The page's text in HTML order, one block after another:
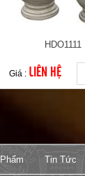
HDO1111
Giá : LIÊN HỆ
Tin Tức